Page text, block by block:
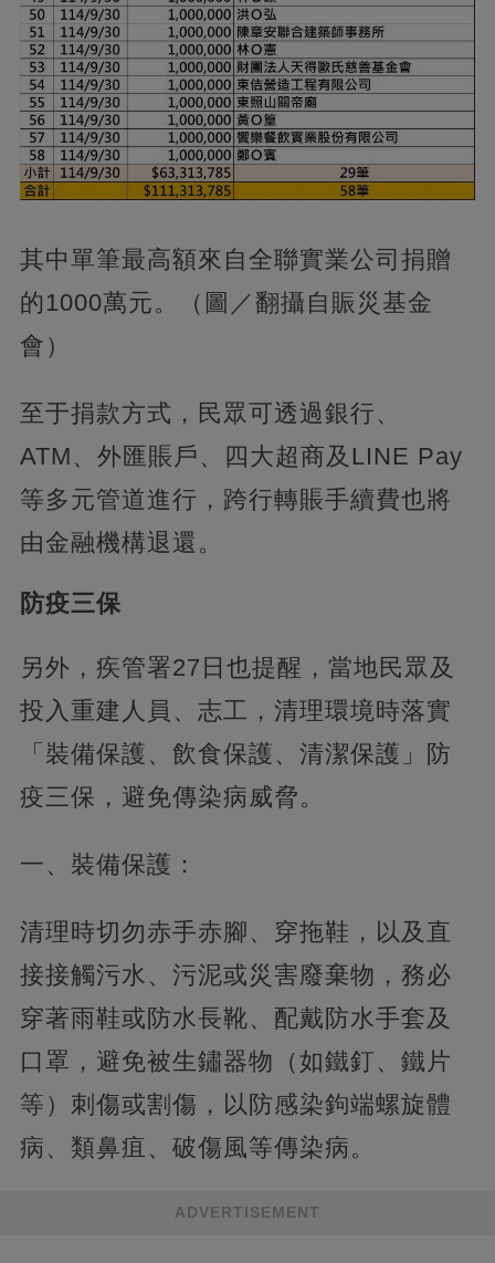
其中單筆最高額來自全聯實業公司捐贈
的1000萬元。（圖／翻攝自賑災基金
會）
至于捐款方式，民眾可透過銀行、
ATM、外匯賬戶、四大超商及LINE Pay
等多元管道進行，跨行轉賬手續費也將
由金融機構退還。
防疫三保
另外，疾管署27日也提醒，當地民眾及
投入重建人員、志工，清理環境時落實
「裝備保護、飲食保護、清潔保護」防
疫三保，避免傳染病威脅。
一、裝備保護：
清理時切勿赤手赤腳、穿拖鞋，以及直
接接觸污水、污泥或災害廢棄物，務必
穿著雨鞋或防水長靴、配戴防水手套及
口罩，避免被生鏽器物（如鐵釘、鐵片
等）刺傷或割傷，以防感染鉤端螺旋體
病、類鼻疽、破傷風等傳染病。
ADVERTISEMENT